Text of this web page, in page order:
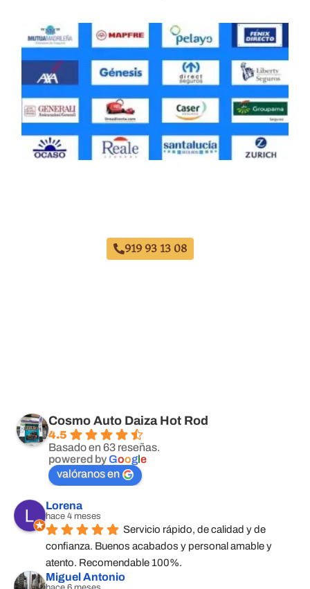
919 93 13 08
Cosmo Auto Daiza Hot Rod
4.5
Basado en 63 reseñas.
powered byGoogle
valóranos en
Lorena
hace 4 meses
Servicio rápido, de calidad y de
confianza. Buenos acabados y personal amable y
atento. Recomendable 100%.
Miguel Antonio